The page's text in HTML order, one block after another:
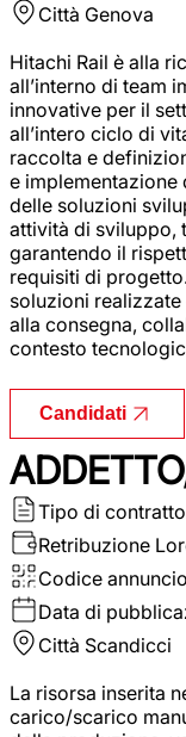
Città Genova
Hitachi Rail è alla
all’interno di team
innovative per il
all’intero ciclo di
raccolta e
e
delle soluzioni
attività di sviluppo,
garantendo il
requisiti di
soluzioni
alla consegna,
contesto
Candidati
Tipo di contratto
Retribuzione
Codice annuncio
Data di
Città Scandicci
La risorsa inserita
carico/scarico